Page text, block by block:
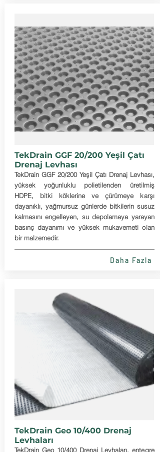
TekDrain GGF 20/200 Yeşil Çatı
Drenaj Levhası
TekDrain GGF 20/200 Yeşil Çatı Drenaj Levhası,
yüksek yoğunluklu polietilenden üretilmiş
HDPE, bitki köklerine ve çürümeye karşı
dayanıklı, yağmursuz günlerde bitkilerin susuz
kalmasını engelleyen, su depolamaya yarayan
basınç dayanımı ve yüksek mukavemeti olan
bir malzemedir.
Daha Fazla
TekDrain Geo 10/400 Drenaj
Levhaları
TekDrain Geo 10/400 Drenaj Levhaları, entegre